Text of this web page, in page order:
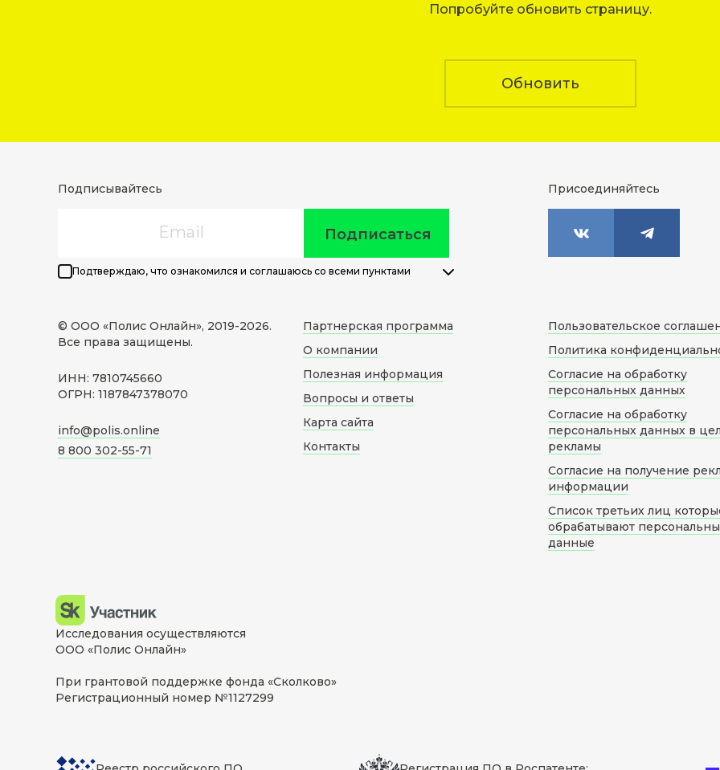
Попробуйте обновить страницу.
Обновить
Подписывайтесь
Подписаться
Подтверждаю, что ознакомился и соглашаюсь со всеми пунктами
Присоединяйтесь
© ООО «Полис Онлайн», 2019-2026.
Все права защищены.
ИНН: 7810745660
ОГРН: 1187847378070
info@polis.online
8 800 302-55-71
Партнерская программа
О компании
Полезная информация
Вопросы и ответы
Карта сайта
Контакты
Пользовательское
Политика
Согласие на обработку
персональных данных
Согласие на обработку
персональных данных в
рекламы
Согласие на получение
информации
Список третьих лиц
обрабатывают
данные
Исследования осуществляются
ООО «Полис Онлайн»
При грантовой поддержке фонда «Сколково»
Регистрационный номер №1127299